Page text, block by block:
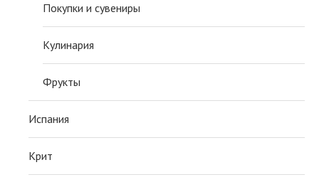
Покупки и сувениры
Кулинария
Фрукты
Испания
Крит